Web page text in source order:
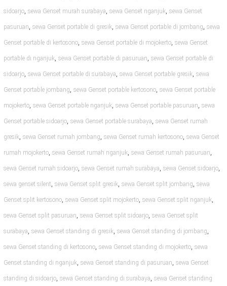
sidoarjo, sewa Genset murah surabaya, sewa Genset nganjuk, sewa Genset
pasuruan, sewa Genset portable di gresik, sewa Genset portable di jombang, sewa
Genset portable di kertosono, sewa Genset portable di mojokerto, sewa Genset
portable di nganjuk, sewa Genset portable di pasuruan, sewa Genset portable di
sidoarjo, sewa Genset portable di surabaya, sewa Genset portable gresik, sewa
Genset portable jombang, sewa Genset portable kertosono, sewa Genset portable
mojokerto, sewa Genset portable nganjuk, sewa Genset portable pasuruan, sewa
Genset portable sidoarjo, sewa Genset portable surabaya, sewa Genset rumah
gresik, sewa Genset rumah jombang, sewa Genset rumah kertosono, sewa Genset
rumah mojokerto, sewa Genset rumah nganjuk, sewa Genset rumah pasuruan,
sewa Genset rumah sidoarjo, sewa Genset rumah surabaya, sewa Genset sidoarjo,
sewa genset silent, sewa Genset split gresik, sewa Genset split jombang, sewa
Genset split kertosono, sewa Genset split mojokerto, sewa Genset split nganjuk,
sewa Genset split pasuruan, sewa Genset split sidoarjo, sewa Genset split
surabaya, sewa Genset standing di gresik, sewa Genset standing di jombang,
sewa Genset standing di kertosono, sewa Genset standing di mojokerto, sewa
Genset standing di nganjuk, sewa Genset standing di pasuruan, sewa Genset
standing di sidoarjo, sewa Genset standing di surabaya, sewa Genset standing